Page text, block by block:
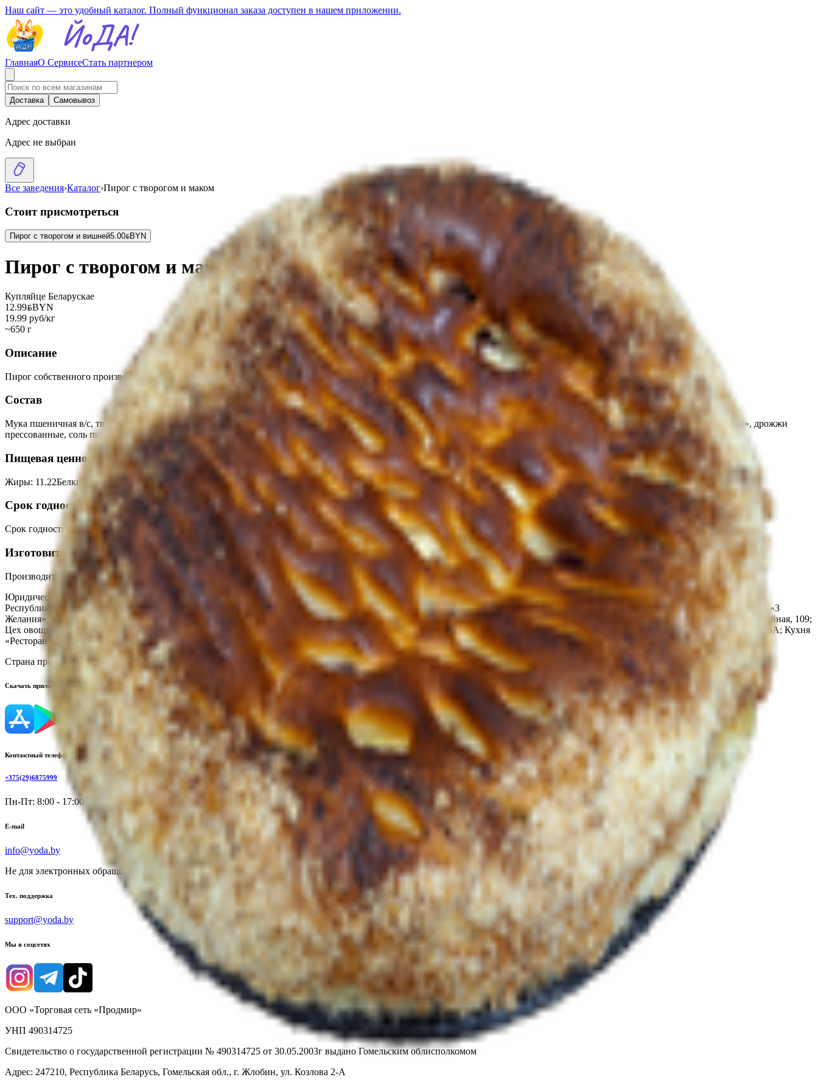
Наш сайт — это удобный каталог. Полный функционал заказа доступен в нашем приложении.
ГлавнаяО СервисеСтать партнером
Доставка Самовывоз
Адрес доставки
Адрес не выбран
Все заведения›Каталог›Пирог с творогом и маком
Стоит присмотреться
Пирог с творогом и вишней5.00BYNBYN
Пирог с творогом и маком
Купляйце Беларускае
12.99BYNBYN
19.99 руб/кг
~650 г
Описание
Пирог собственного производства с творогом и маком.
Состав
Мука пшеничная в/с, творог, маковая начинка «Стандарт», вода питьевая, сахар-песок, меланж яичный, маргарин с массовой долей жира 82%, полуфабрикат для крема «Ла-Ола», дрожжи
прессованные, соль пищевая йодированная, улучшитель хлебопекарный, ванилин.
Пищевая ценность на 100г
Жиры: 11.22Белки 8.03Калории: 318.89 Углеводы:56.86
Срок годности
Срок годности 48 часов
Изготовитель
Производитель:ООО «Торговая сеть «Продмир»
Юридический адрес:Кондитерский цех «Три желания», 247210, Республика Беларусь, г. Жлобин, ул. Шоссейная, 109; Доготовочный кондитерский цех «Мир продуктов №4» 247210,
Республика Беларусь, ул. К.Маркса, 2г; Цех мясных полуфабрикатов ТРЦ «3 Желания» Республика Беларусь, Гомельская обл., г. Жлобин, ул. Шоссейная, 109; Кондитерский цех ТРЦ «3
Желания», 247210, Республика Беларусь. Гомельская обл., г. Жлобин, ул. Шоссейная, 109; Кухня кафе-бистро «3 минуты», Республика Беларусь, Гомельская обл., г. Жлобин, ул. Шоссейная, 109;
Цех овощных полуфабрикатов, Республика Беларусь, Гомельская обл., г. Жлобин, ул. Шоссейная, 109; Кухня «Кафе ХЗ», Республика Беларусь, Гомельская обл., г. Жлобин, мкр.18, д. 6А; Кухня
«Ресторан R&B Crash», Республика Беларусь, Гомельская обл., г. Жлобин, ул. Шоссейная, 109А
Страна производства:
Республика Беларусь
Скачать приложение
Контактный телефон
+375(29)6875999
Пн-Пт: 8:00 - 17:00
E-mail
info@yoda.by
Не для электронных обращений
Тех. поддержка
support@yoda.by
Мы в соцсетях
ООО «Торговая сеть «Продмир»
УНП 490314725
Свидетельство о государственной регистрации № 490314725 от 30.05.2003г выдано Гомельским облисполкомом
Адрес: 247210, Республика Беларусь, Гомельская обл., г. Жлобин, ул. Козлова 2-А